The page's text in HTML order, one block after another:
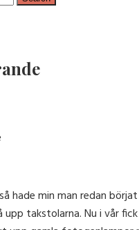
hade min man redan
takstolarna. Nu i vår